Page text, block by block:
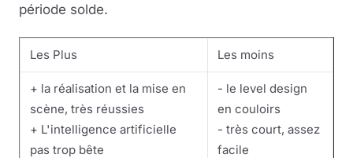
période solde.
Les Plus Les moins
+ la réalisation et la mise en
scène, très réussies
+ L'intelligence artificielle
pas trop bête
- le level design
en couloirs
- très court, assez
facile